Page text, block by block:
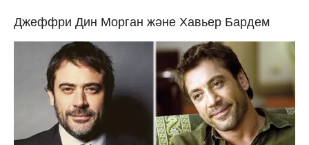
Джеффри Дин Морган және Хавьер Бардем